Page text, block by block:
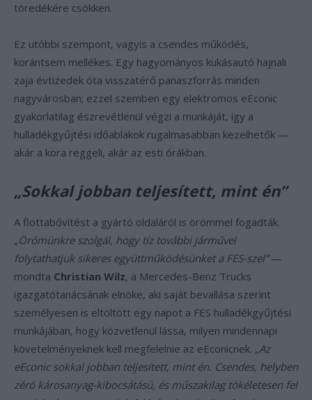
töredékére csökken.
Ez utóbbi szempont, vagyis a csendes működés,
korántsem mellékes. Egy hagyományos kukásautó hajnali
zaja évtizedek óta visszatérő panaszforrás minden
nagyvárosban; ezzel szemben egy elektromos eEconic
gyakorlatilag észrevétlenül végzi a munkáját, így a
hulladékgyűjtési időablakok rugalmasabban kezelhetők —
akár a kora reggeli, akár az esti órákban.
„Sokkal jobban teljesített, mint én”
A flottabővítést a gyártó oldaláról is örömmel fogadták.
„Örömünkre szolgál, hogy tíz további járművel
folytathatjuk sikeres együttműködésünket a FES-szel”—
mondta Christian Wilz, a Mercedes-Benz Trucks
igazgatótanácsának elnöke, aki saját bevallása szerint
személyesen is eltöltött egy napot a FES hulladékgyűjtési
munkájában, hogy közvetlenül lássa, milyen mindennapi
követelményeknek kell megfelelnie az eEconicnek. „Az
eEconic sokkal jobban teljesített, mint én. Csendes, helyben
zéró károsanyag-kibocsátású, és műszakilag tökéletesen fel